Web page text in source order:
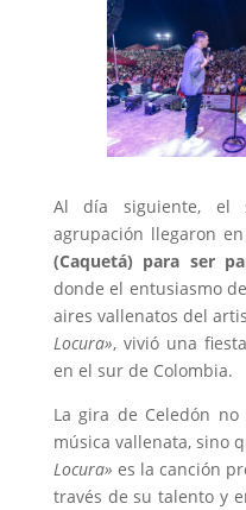
Al día siguiente, el
agrupación llegaron
(Caquetá) para ser
donde el entusiasmo
aires vallenatos del
Locura», vivió una
en el sur de Colombia.
La gira de Celedón
música vallenata, sino
Locura» es la canción
través de su talento y